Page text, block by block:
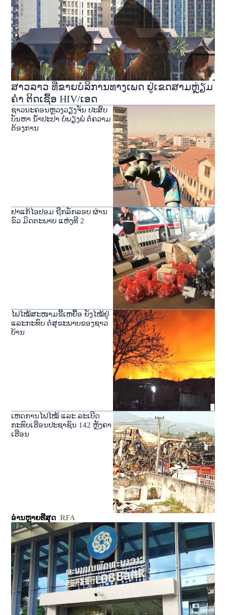
ສາວລາວ ທີ່ຂາຍບໍລິການທາງເພດ ຢູ່ເຂດສາມຫຼ່ຽມ
ຄຳ ຕິດເຊື້ອ HIV/ເອດ
ຊາວນະຄອນຫຼວງວຽງຈັນ ປະສົບ
ບັນຫາ ນໍ້າປະປາ ບໍ່ພຽງພໍ ຕໍ່ຄວາມ
ຕ້ອງການ
ຢາແກ້ໄອປອມ ຖືກ​ລັກ​ລອບ ຜ່ານ
ຂົວ ມິດຕະພາບ ແຫ່ງທີ 2
ໄຟໄໝ້ສະໜາມຂີ້ເຫຍື້ອ ຍັງໄໝ້ຢູ່
ແລະກະທົບ ຕໍ່ສຸຂະພາບຂອງຊາວ
ບ້ານ
ເຫດການໄຟໄໝ້ ແລະ ລະເບີດ
ກະທົບເຮືອນປະຊາຊົນ 142 ຫຼັງຄາ
ເຮືອນ
ອ່ານຫຼາຍທີ່ສຸດ RFA